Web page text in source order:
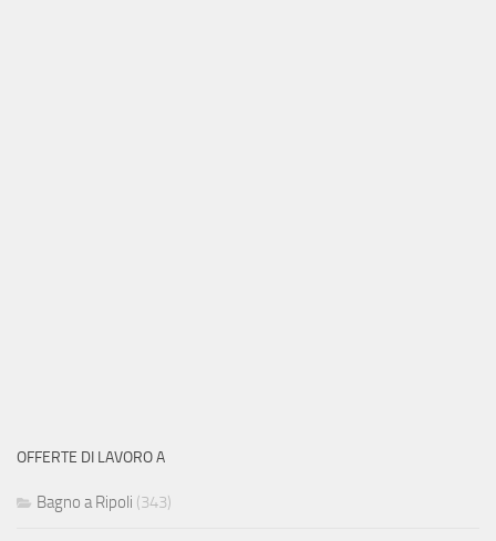
OFFERTE DI LAVORO A
Bagno a Ripoli (343)